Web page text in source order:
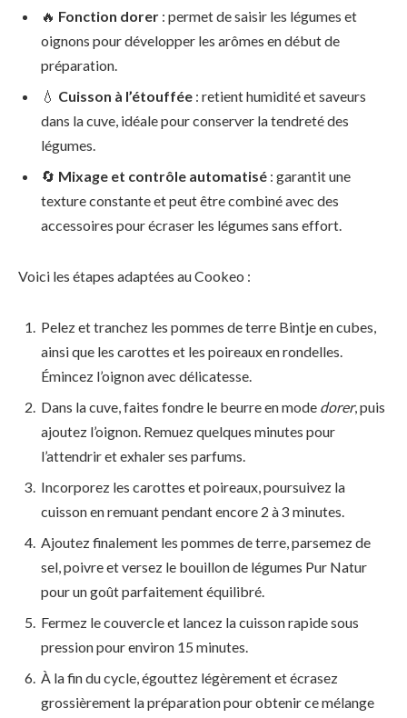
🔥 Fonction dorer : permet de saisir les légumes et
oignons pour développer les arômes en début de
préparation.
💧 Cuisson à l’étouffée : retient humidité et saveurs
dans la cuve, idéale pour conserver la tendreté des
légumes.
🔄 Mixage et contrôle automatisé : garantit une
texture constante et peut être combiné avec des
accessoires pour écraser les légumes sans effort.
Voici les étapes adaptées au Cookeo :
Pelez et tranchez les pommes de terre Bintje en cubes,
ainsi que les carottes et les poireaux en rondelles.
Émincez l’oignon avec délicatesse.
Dans la cuve, faites fondre le beurre en mode dorer, puis
ajoutez l’oignon. Remuez quelques minutes pour
l’attendrir et exhaler ses parfums.
Incorporez les carottes et poireaux, poursuivez la
cuisson en remuant pendant encore 2 à 3 minutes.
Ajoutez finalement les pommes de terre, parsemez de
sel, poivre et versez le bouillon de légumes Pur Natur
pour un goût parfaitement équilibré.
Fermez le couvercle et lancez la cuisson rapide sous
pression pour environ 15 minutes.
À la fin du cycle, égouttez légèrement et écrasez
grossièrement la préparation pour obtenir ce mélange